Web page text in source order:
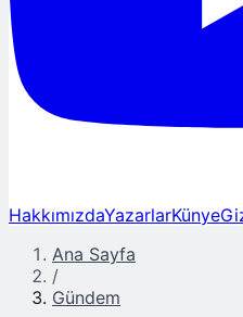
HakkımızdaYazarlarKünye
Ana Sayfa
/
Gündem